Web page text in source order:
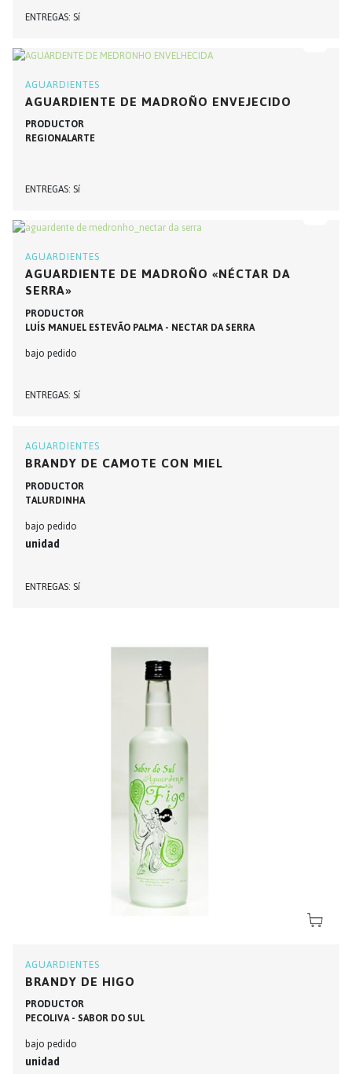
ENTREGAS Sí
AGUARDIENTES
AGUARDIENTE DE MADROÑO ENVEJECIDO
PRODUCTOR
REGIONALARTE
ENTREGAS Sí
AGUARDIENTES
AGUARDIENTE DE MADROÑO «NÉCTAR DA
SERRA»
PRODUCTOR
LUÍS MANUEL ESTEVÃO PALMA - NECTAR DA SERRA
bajo pedido
ENTREGAS Sí
AGUARDIENTES
BRANDY DE CAMOTE CON MIEL
PRODUCTOR
TALURDINHA
bajo pedido
unidad
ENTREGAS Sí
AGUARDIENTES
BRANDY DE HIGO
PRODUCTOR
PECOLIVA - SABOR DO SUL
bajo pedido
unidad